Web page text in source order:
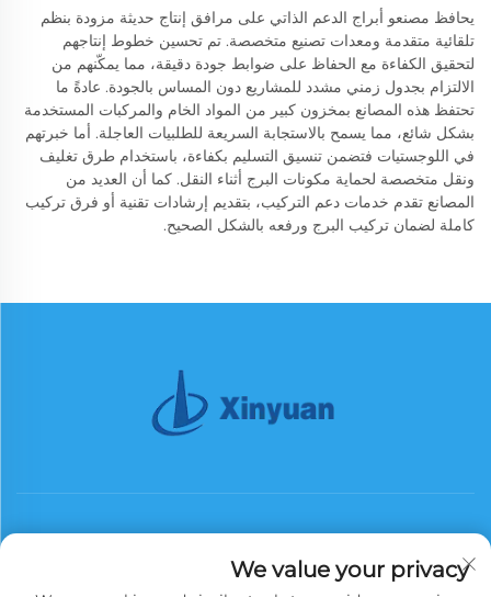
يحافظ مصنعو أبراج الدعم الذاتي على مرافق إنتاج حديثة مزودة بنظم
تلقائية متقدمة ومعدات تصنيع متخصصة. تم تحسين خطوط إنتاجهم
لتحقيق الكفاءة مع الحفاظ على ضوابط جودة دقيقة، مما يمكّنهم من
الالتزام بجدول زمني مشدد للمشاريع دون المساس بالجودة. عادةً ما
تحتفظ هذه المصانع بمخزون كبير من المواد الخام والمركبات المستخدمة
بشكل شائع، مما يسمح بالاستجابة السريعة للطلبيات العاجلة. أما خبرتهم
في اللوجستيات فتضمن تنسيق التسليم بكفاءة، باستخدام طرق تغليف
ونقل متخصصة لحماية مكونات البرج أثناء النقل. كما أن العديد من
المصانع تقدم خدمات دعم التركيب، بتقديم إرشادات تقنية أو فرق تركيب
كاملة لضمان تركيب البرج ورفعه بالشكل الصحيح.
We value your privacy